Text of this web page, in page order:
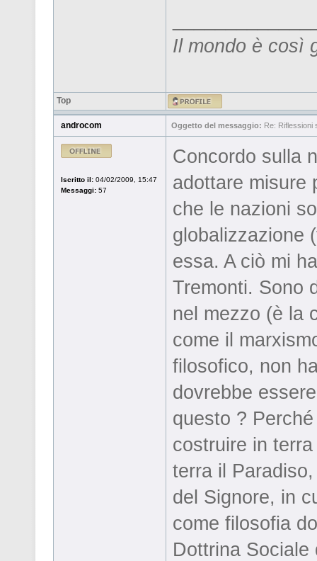
Il mondo è così
Top
androcom Oggetto del messaggio: Re: Riflessioni
Iscritto il: 04/02/2009, 15:47
Messaggi: 57
Concordo sulla
adottare misure
che le nazioni
globalizzazione
essa. A ciò mi
Tremonti. Sono
nel mezzo (è la
come il
filosofico, non
dovrebbe
questo ?
costruire in
terra il
del Signore, in
come filosofia
Dottrina